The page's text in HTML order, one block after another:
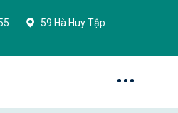
59 Hà Huy Tập